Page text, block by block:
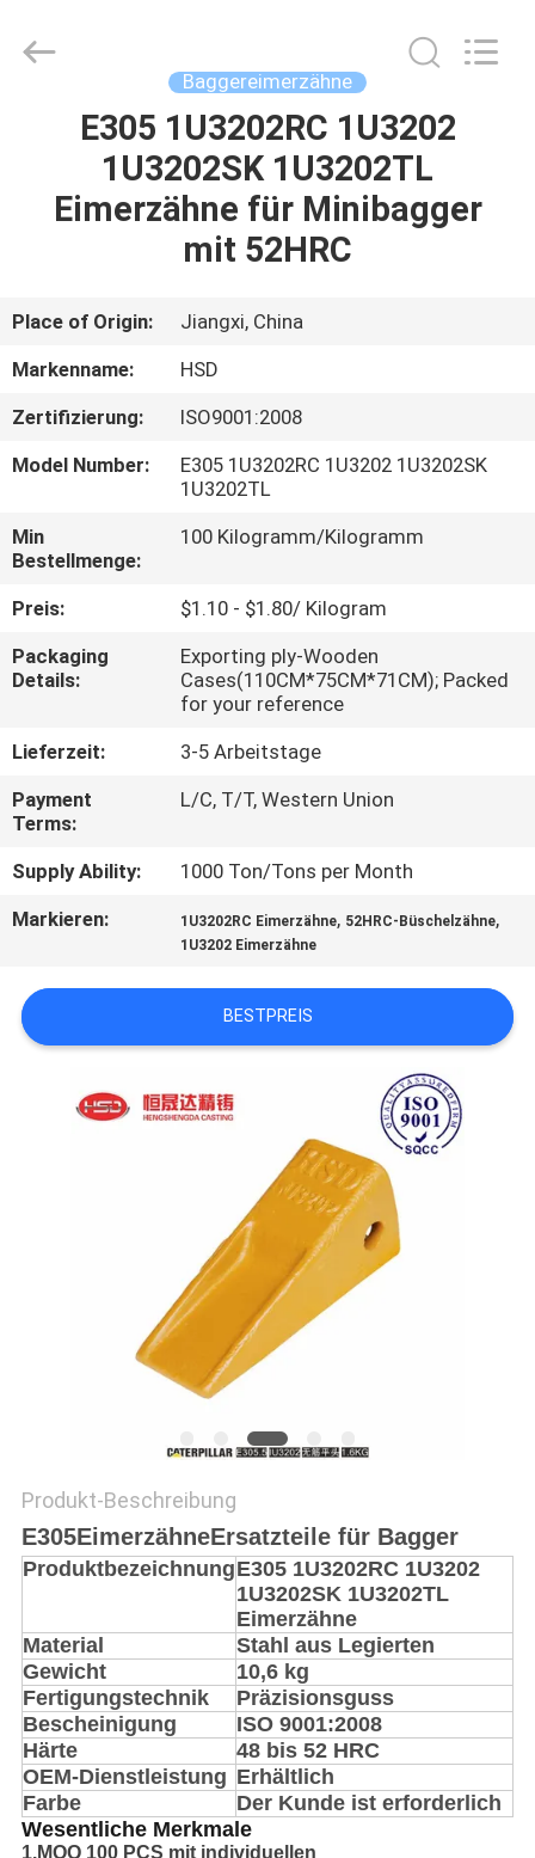
HAUS
PRODUKTE
UNS
AUSFLUG
TRETEN
MIT
IN
VERBINDUNG
FORDERN
SIE
ZITAT
Parts
Co.,Ltd.
Baggereimerzähne
E305 1U3202RC 1U3202
1U3202SK 1U3202TL
Eimerzähne für Minibagger
mit 52HRC
Place of Origin:
Jiangxi, China
Markenname:
HSD
Zertifizierung:
ISO9001:2008
Model Number:
E305 1U3202RC 1U3202 1U3202SK
1U3202TL
Min
Bestellmenge:
100 Kilogramm/Kilogramm
Preis:
$1.10 - $1.80/ Kilogram
Packaging
Details:
Exporting ply-Wooden
Cases(110CM*75CM*71CM); Packed
for your reference
Lieferzeit:
3-5 Arbeitstage
Payment
Terms:
L/C, T/T, Western Union
Supply Ability:
1000 Ton/Tons per Month
Markieren:
1U3202RC Eimerzähne, 52HRC-Büschelzähne,
1U3202 Eimerzähne
BESTPREIS
Produkt-Beschreibung
E305EimerzähneErsatzteile für Bagger
ProduktbezeichnungE305 1U3202RC 1U3202
1U3202SK 1U3202TL
Eimerzähne
Material
Stahl aus Legierten
Gewicht
10,6 kg
Fertigungstechnik
Präzisionsguss
Bescheinigung
ISO 9001:2008
Härte
48 bis 52 HRC
OEM-Dienstleistung Erhältlich
Farbe
Der Kunde ist erforderlich
Wesentliche Merkmale
1.MOQ 100 PCS mit individuellen